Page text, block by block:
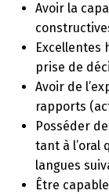
Avoir la
Excellentes
prise de
Avoir de
rapports
Posséder
tant à l’oral
langues
Être